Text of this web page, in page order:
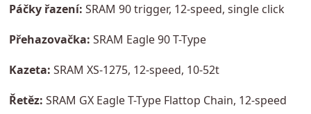
Páčky řazení: SRAM 90 trigger, 12-speed, single click
Přehazovačka: SRAM Eagle 90 T-Type
Kazeta: SRAM XS-1275, 12-speed, 10-52t
Řetěz: SRAM GX Eagle T-Type Flattop Chain, 12-speed